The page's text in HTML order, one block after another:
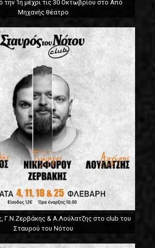
την 1η μέχρι τις 30 Οκτωβρίου στο Από
Μηχανής θέατρο
Γ.Ν.Ζερβάκης & Α.Λούλατζης στο club του
Σταυρού του Νότου